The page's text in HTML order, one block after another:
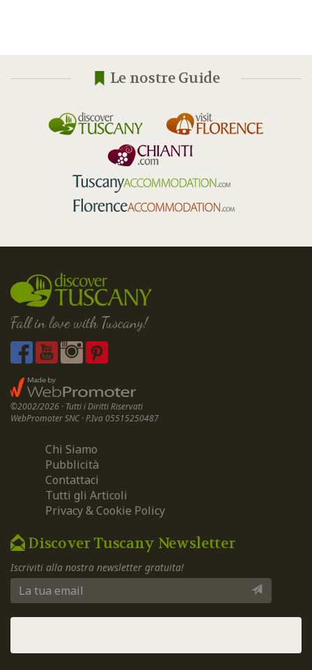
Le nostre Guide
Fall in love with Tuscany!
©2002/2026 · Tutti i Diritti Riservati
WebPromoter SNC · P.Iva 05515250487
Chi Siamo
Pubblicità
Contattaci
Tutti gli Articoli
Privacy & Cookie Policy
Discover Tuscany Newsletter
Iscriviti alla nostra newsletter gratuita!